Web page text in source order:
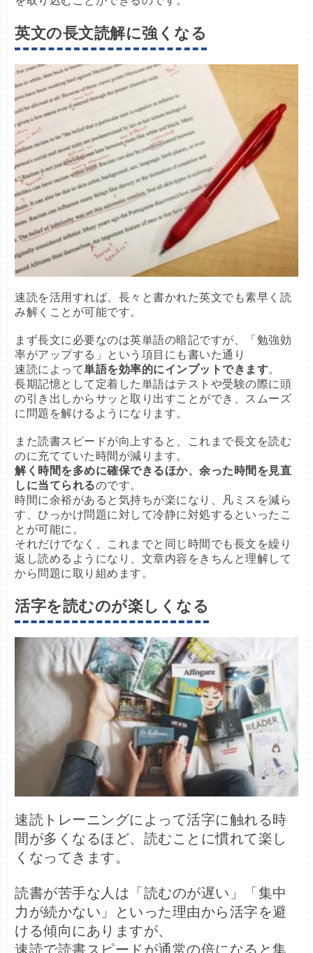
英文の長文読解に強くなる
速読を活用すれば、長々と書かれた英文でも素早く読
み解くことが可能です。
まず長文に必要なのは英単語の暗記ですが、「勉強効
率がアップする」という項目にも書いた通り
速読によって単語を効率的にインプットできます。
長期記憶として定着した単語はテストや受験の際に頭
の引き出しからサッと取り出すことができ、スムーズ
に問題を解けるようになります。
また読書スピードが向上すると、これまで長文を読む
解く時間を多めに確保できるほか、余った時間を見直
しに当てられるのです。
時間に余裕があると気持ちが楽になり、凡ミスを減ら
す、ひっかけ問題に対して冷静に対処するといったこ
とが可能に。
それだけでなく、これまでと同じ時間でも長文を繰り
返し読めるようになり、文章内容をきちんと理解して
から問題に取り組めます。
活字を読むのが楽しくなる
速読トレーニングによって活字に触れる時
間が多くなるほど、読むことに慣れて楽し
くなってきます。
読書が苦手な人は「読むのが遅い」「集中
力が続かない」といった理由から活字を避
ける傾向にありますが、